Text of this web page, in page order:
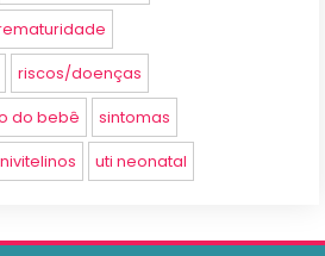
riscos/doenças
do bebê sintomas
uti neonatal